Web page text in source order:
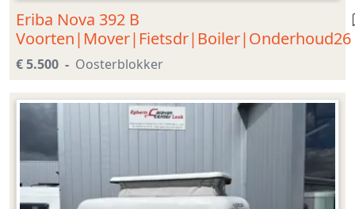
Eriba Nova 392 B
Voorten|Mover|Fietsdr|Boiler|Onderhoud26
€ 5.500 Oosterblokker